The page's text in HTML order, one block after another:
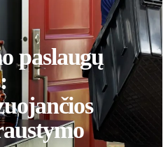
paslaugų